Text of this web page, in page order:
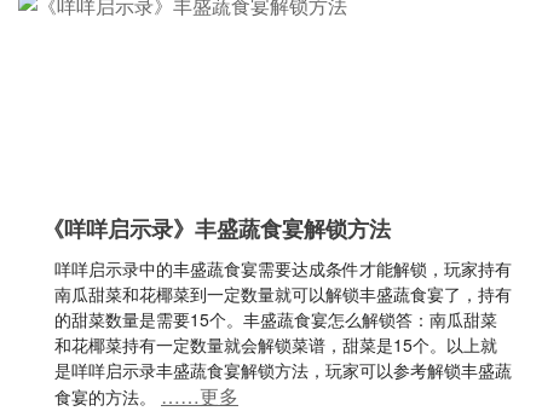
《咩咩启示录》丰盛蔬食宴解锁方法
咩咩启示录中的丰盛蔬食宴需要达成条件才能解锁，玩家持有
南瓜甜菜和花椰菜到一定数量就可以解锁丰盛蔬食宴了，持有
的甜菜数量是需要15个。丰盛蔬食宴怎么解锁答：南瓜甜菜
和花椰菜持有一定数量就会解锁菜谱，甜菜是15个。以上就
是咩咩启示录丰盛蔬食宴解锁方法，玩家可以参考解锁丰盛蔬
食宴的方法。 ……更多